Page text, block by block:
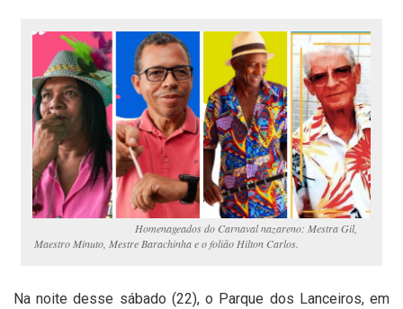
Homenageados do Carnaval nazareno: Mestra Gil,
Maestro Minuto, Mestre Barachinha e o folião Hilton Carlos.
Na noite desse sábado (22), o Parque dos Lanceiros, em